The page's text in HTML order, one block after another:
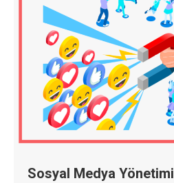
Sosyal Medya Yönetimi